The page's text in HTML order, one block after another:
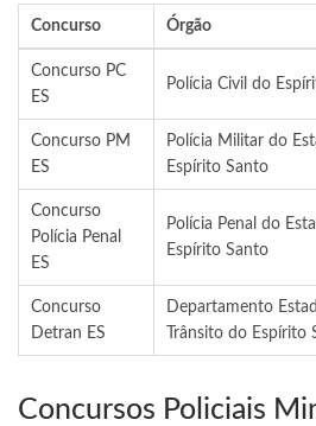
Concurso Órgão
Concurso PC
ES
Polícia Civil do
Concurso PM
ES
Polícia Militar do
Espírito Santo
Concurso
Polícia Penal
ES
Polícia Penal do
Espírito Santo
Concurso
Detran ES
Departamento
Trânsito do Espírito
Concursos Policiais